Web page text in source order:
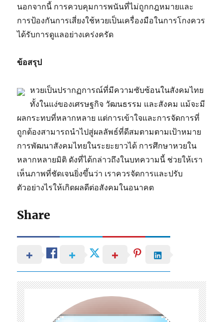
นอกจากนี้ การควบคุมการพนันที่ไม่ถูกกฎหมายและ
การป้องกันการเสี่ยงใช้หวยเป็นเครื่องมือในการโกงควร
ได้รับการดูแลอย่างเคร่งครัด
ข้อสรุป
หวยเป็นปรากฏการณ์ที่มีความซับซ้อนในสังคมไทย
ทั้งในแง่ของเศรษฐกิจ วัฒนธรรม และสังคม แม้จะมี
ผลกระทบที่หลากหลาย แต่การเข้าใจและการจัดการที่
ถูกต้องสามารถนำไปสู่ผลลัพธ์ที่ดีสมตามตามเป้าหมาย
การพัฒนาสังคมไทยในระยะยาวได้ การศึกษาหวยใน
หลากหลายมิติ ดังที่ได้กล่าวถึงในบทความนี้ ช่วยให้เรา
เห็นภาพที่ชัดเจนยิ่งขึ้นว่า เราควรจัดการและปรับ
ตัวอย่างไรให้เกิดผลดีต่อสังคมในอนาคต
Share